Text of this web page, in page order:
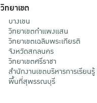
วิทยาเขต
บางเขน
วิทยาเขตกําแพงแสน
วิทยาเขตเฉลิมพระเกียรติ
จังหวัดสกลนคร
วิทยาเขตศรีราชา
สำนักงานเขตบริหารการเรียนรู้
พื้นที่สุพรรณบุรี